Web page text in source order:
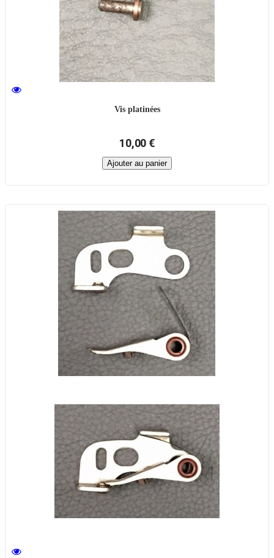
Vis platinées
10,00 €
Ajouter au panier